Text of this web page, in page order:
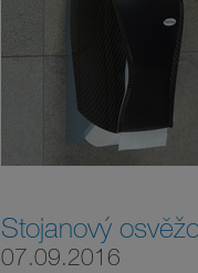
Stojanový
07.09.2016